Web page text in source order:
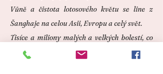
Vůně a čistota lotosového květu se line z
Šanghaje na celou Asii, Evropu a celý svět.
Tisíce a miliony malých a velkých bolestí, co
čítá každý lidský osud, jsou omývány vodou,